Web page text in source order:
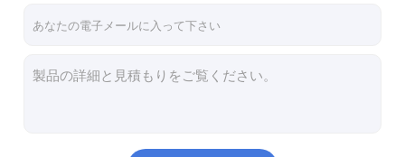
磁気アガロースのビード